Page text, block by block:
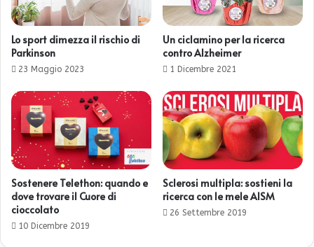
Lo sport dimezza il rischio di
Parkinson
23 Maggio 2023
Un ciclamino per la ricerca
contro Alzheimer
1 Dicembre 2021
Sostenere Telethon: quando e
dove trovare il Cuore di
cioccolato
10 Dicembre 2019
Sclerosi multipla: sostieni la
ricerca con le mele AISM
26 Settembre 2019